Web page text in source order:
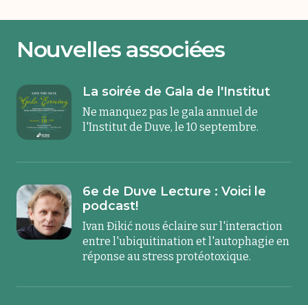
Nouvelles associées
La soirée de Gala de l'Institut
Ne manquez pas le gala annuel de
l'Institut de Duve, le 10 septembre.
6e de Duve Lecture : Voici le
podcast!
Ivan Đikić nous éclaire sur l'interaction
entre l'ubiquitination et l'autophagie en
réponse au stress protéotoxique.